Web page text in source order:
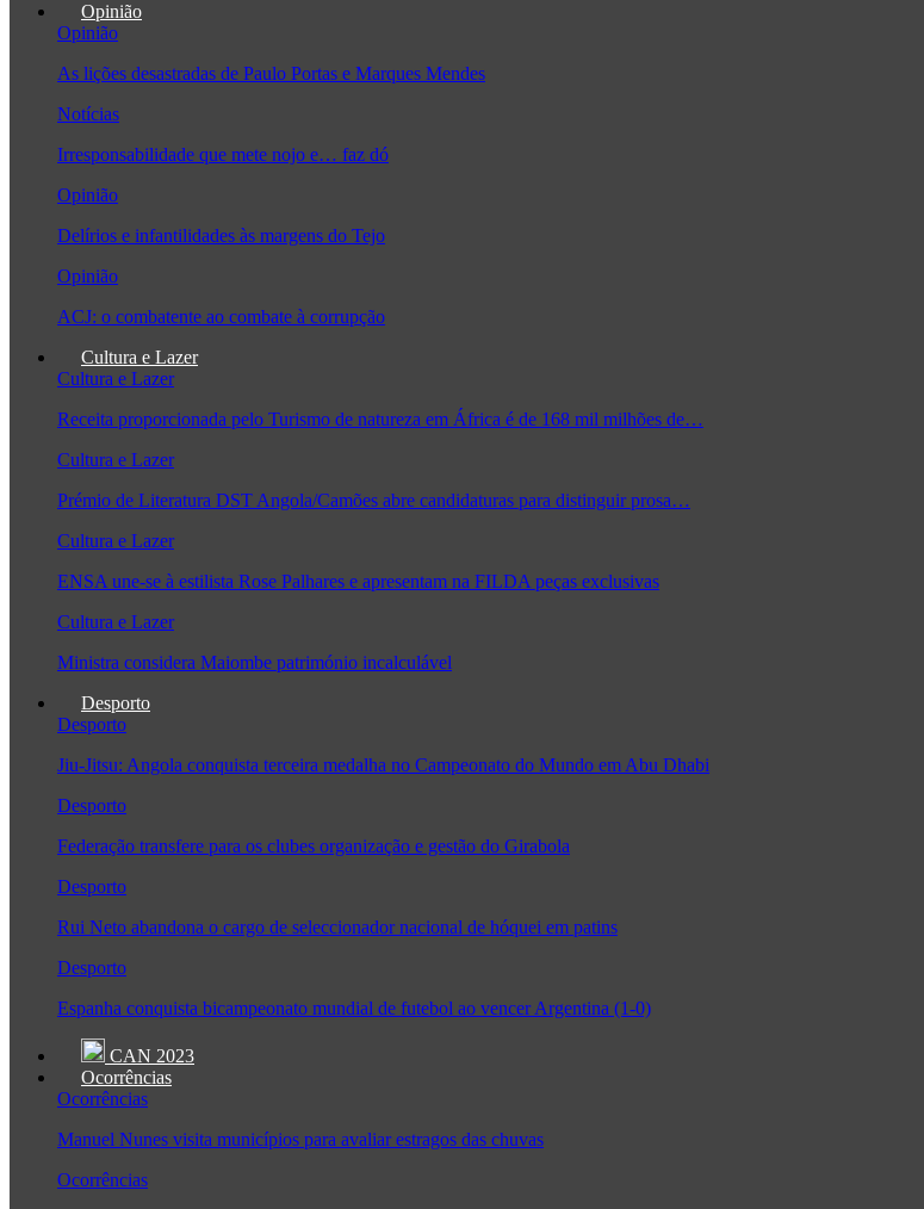
Opinião
Opinião
As lições desastradas de Paulo Portas e Marques Mendes
Notícias
Irresponsabilidade que mete nojo e… faz dó
Opinião
Delírios e infantilidades às margens do Tejo
Opinião
ACJ: o combatente ao combate à corrupção
Cultura e Lazer
Cultura e Lazer
Receita proporcionada pelo Turismo de natureza em África é de 168 mil milhões de…
Cultura e Lazer
Prémio de Literatura DST Angola/Camões abre candidaturas para distinguir prosa…
Cultura e Lazer
ENSA une-se à estilista Rose Palhares e apresentam na FILDA peças exclusivas
Cultura e Lazer
Ministra considera Maiombe património incalculável
Desporto
Desporto
Jiu-Jitsu: Angola conquista terceira medalha no Campeonato do Mundo em Abu Dhabi
Desporto
Federação transfere para os clubes organização e gestão do Girabola
Desporto
Rui Neto abandona o cargo de seleccionador nacional de hóquei em patins
Desporto
Espanha conquista bicampeonato mundial de futebol ao vencer Argentina (1-0)
CAN 2023
Ocorrências
Ocorrências
Manuel Nunes visita municípios para avaliar estragos das chuvas
Ocorrências